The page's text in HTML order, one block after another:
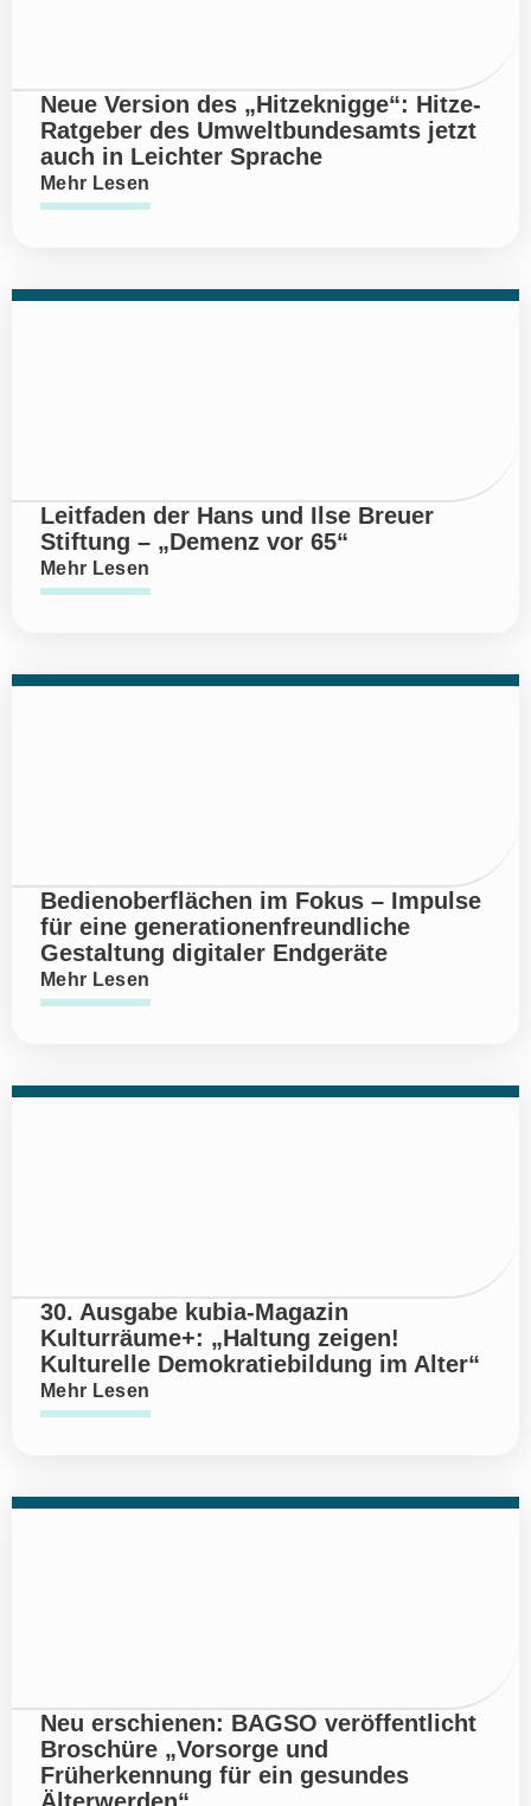
Neue Version des „Hitzeknigge“: Hitze-
Ratgeber des Umweltbundesamts jetzt
auch in Leichter Sprache
Mehr Lesen
Leitfaden der Hans und Ilse Breuer
Stiftung – „Demenz vor 65“
Mehr Lesen
Bedienoberflächen im Fokus – Impulse
für eine generationenfreundliche
Gestaltung digitaler Endgeräte
Mehr Lesen
30. Ausgabe kubia-Magazin
Kulturräume+: „Haltung zeigen!
Kulturelle Demokratiebildung im Alter“
Mehr Lesen
Neu erschienen: BAGSO veröffentlicht
Broschüre „Vorsorge und
Früherkennung für ein gesundes